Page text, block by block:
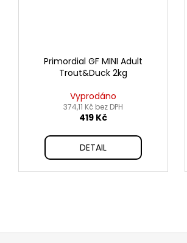
Primordial GF MINI Adult
Trout&Duck 2kg
Vyprodáno
374,11 Kč bez DPH
419 Kč
DETAIL